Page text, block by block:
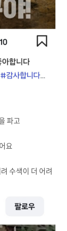
파고
요
수색이 더 어려